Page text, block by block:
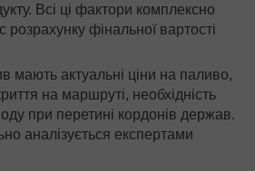
Всі ці фактори комплексно
розрахунку фінальної вартості
мають актуальні ціни на паливо,
на маршруті, необхідність
при перетині кордонів держав.
аналізується експертами